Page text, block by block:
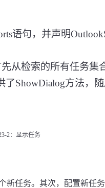
语句，并声明
从检索的所有任务集
了ShowDialog方法，
2：显示任务
新任务。其次，配置新任